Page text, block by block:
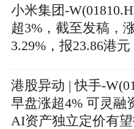
小米集团-
超3%，截至发稿，
3.29%，报23.86港
港股异动 | 快手-
早盘涨超4% 可灵融
AI资产独立定价有